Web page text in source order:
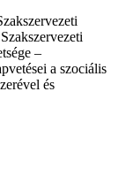
–
a szociális
és